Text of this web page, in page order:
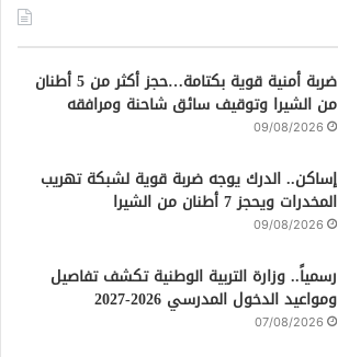
ضربة أمنية قوية بكتامة…حجز أكثر من 5 أطنان
من الشيرا وتوقيف سائق شاحنة ومرافقه
09/08/2026
إساكن.. الدرك يوجه ضربة قوية لشبكة تهريب
المخدرات ويحجز 7 أطنان من الشيرا
09/08/2026
رسمياً.. وزارة التربية الوطنية تكشف تفاصيل
ومواعيد الدخول المدرسي 2026-2027
07/08/2026